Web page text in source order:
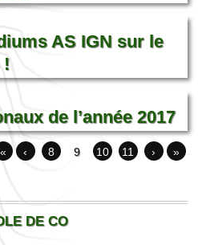
AS IGN sur le
!
de l’année 2017
« ‹ 8 9 10 11 › »
DE CO